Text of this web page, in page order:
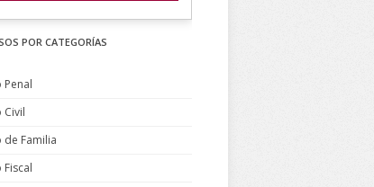
POR CATEGORÍAS
Penal
Civil
de Familia
Fiscal